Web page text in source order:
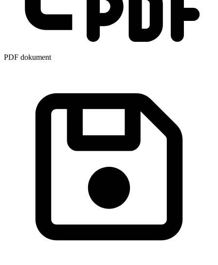
PDF dokument